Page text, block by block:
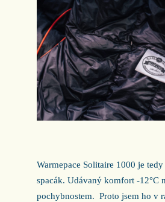
Warmepace Solitaire 1000 je
spacák. Udávaný komfort -12°C
pochybnostem. Proto jsem ho v